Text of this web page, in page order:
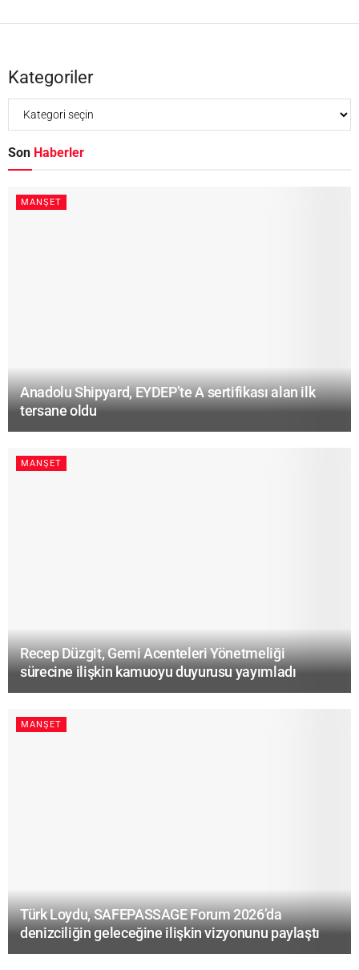
Kategoriler
Son Haberler
MANŞET
Anadolu Shipyard, EYDEP’te A sertifikası alan ilk
tersane oldu
MANŞET
Recep Düzgit, Gemi Acenteleri Yönetmeliği
sürecine ilişkin kamuoyu duyurusu yayımladı
MANŞET
Türk Loydu, SAFEPASSAGE Forum 2026’da
denizciliğin geleceğine ilişkin vizyonunu paylaştı